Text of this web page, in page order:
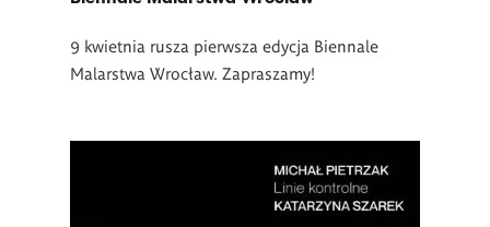
9 kwietnia rusza pierwsza edycja Biennale
Malarstwa Wrocław. Zapraszamy!